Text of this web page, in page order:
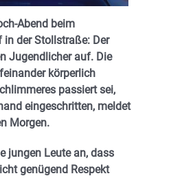
Abend beim
in der Stollstraße: Der
Jugendlicher auf. Die
körperlich
passiert sei,
eingeschritten, meldet
Morgen.
jungen Leute an, dass
genügend Respekt